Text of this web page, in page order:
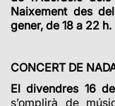
Naixement des
gener, de 18 a 22 h.
CONCERT DE
El divendres 16
s’omplirà de